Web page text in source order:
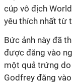
cúp vô địch
yêu thích nhất từ
Bức ảnh này đã
được đăng vào
một quả trứng
Godfrey đăng